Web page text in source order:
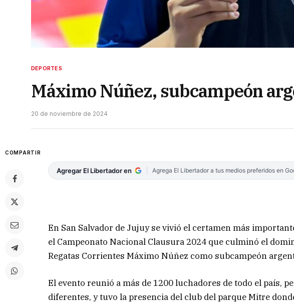
DEPORTES
Máximo Núñez, subcampeón
20 de noviembre de 2024
COMPARTIR
Agregar El Libertador en Agrega El Libertador a tus medios preferidos en
En San Salvador de Jujuy se vivió el certamen más
el Campeonato Nacional Clausura 2024 que culminó el
Regatas Corrientes Máximo Núñez como subcampeón
El evento reunió a más de 1200 luchadores de todo el país,
diferentes, y tuvo la presencia del club del parque Mitre